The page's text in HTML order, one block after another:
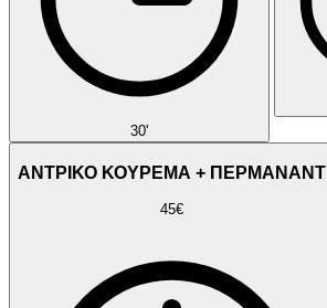
30'
ΑΝΤΡΙΚΟ ΚΟΥΡΕΜΑ + ΠΕΡΜΑΝΑΝΤ
45€